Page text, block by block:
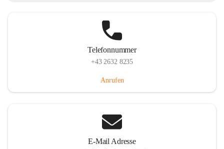
Telefonnummer
+43 2632 8235
Anrufen
E-Mail Adresse